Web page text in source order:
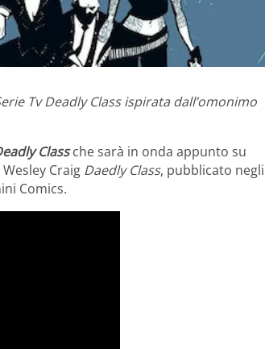
Tv Deadly Class ispirata dall’omonimo
Classche sarà in onda appunto su
Craig Daedly Class, pubblicato negli
Comics.